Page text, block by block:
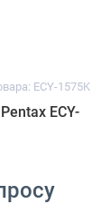
ECY-1575K
ECY-